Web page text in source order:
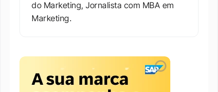
do Marketing, Jornalista com MBA em
Marketing.